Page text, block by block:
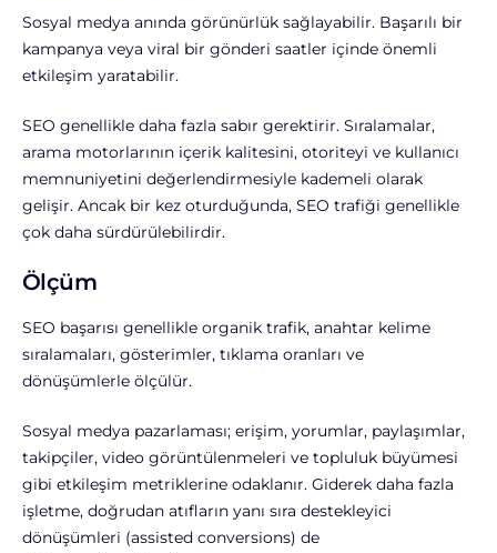
Sosyal medya anında görünürlük sağlayabilir. Başarılı bir
kampanya veya viral bir gönderi saatler içinde önemli
etkileşim yaratabilir.
SEO genellikle daha fazla sabır gerektirir. Sıralamalar,
arama motorlarının içerik kalitesini, otoriteyi ve kullanıcı
memnuniyetini değerlendirmesiyle kademeli olarak
gelişir. Ancak bir kez oturduğunda, SEO trafiği genellikle
çok daha sürdürülebilirdir.
Ölçüm
SEO başarısı genellikle organik trafik, anahtar kelime
sıralamaları, gösterimler, tıklama oranları ve
dönüşümlerle ölçülür.
Sosyal medya pazarlaması; erişim, yorumlar, paylaşımlar,
takipçiler, video görüntülenmeleri ve topluluk büyümesi
gibi etkileşim metriklerine odaklanır. Giderek daha fazla
işletme, doğrudan atıfların yanı sıra destekleyici
dönüşümleri (assisted conversions) de